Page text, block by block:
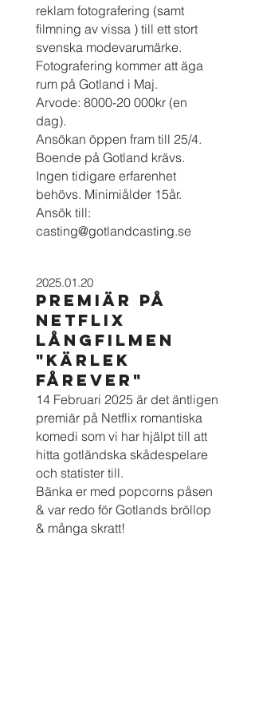
reklam fotografering (samt
filmning av vissa ) till ett stort
svenska modevarumärke.
Fotografering kommer att äga
rum på Gotland i Maj.
Arvode: 8000-20 000kr (en
dag).
Ansökan öppen fram till 25/4.
Boende på Gotland krävs.
Ingen tidigare erfarenhet
behövs. Minimiålder 15år.
Ansök till:
casting@gotlandcasting.se
2025.01.20
PREMIÄr PÅ
NETFLIX
LÅNGFILMEN
"KÄRLEK
FÅREVER"
14 Februari 2025 är det äntligen
premiär på Netflix romantiska
komedi som vi har hjälpt till att
hitta gotländska skådespelare
och statister till.
Bänka er med popcorns påsen
& var redo för Gotlands bröllop
& många skratt!